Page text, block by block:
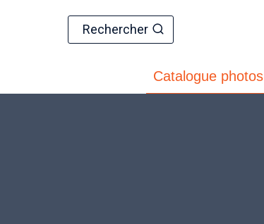
Rechercher
Catalogue photos